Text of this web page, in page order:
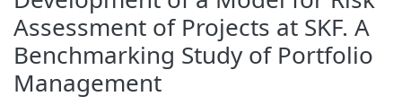
Assessment of Projects at SKF. A
Benchmarking Study of Portfolio
Management